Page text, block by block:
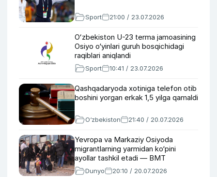
Sport 21:00 / 23.07.2026
Oʻzbekiston U-23 terma jamoasining
Osiyo o‘yinlari guruh bosqichidagi
raqiblari aniqlandi
Sport 10:41 / 23.07.2026
Qashqadaryoda xotiniga telefon otib
boshini yorgan erkak 1,5 yilga qamaldi
O‘zbekiston 21:40 / 20.07.2026
Yevropa va Markaziy Osiyoda
migrantlarning yarmidan ko‘pini
ayollar tashkil etadi — BMT
Dunyo 20:10 / 20.07.2026